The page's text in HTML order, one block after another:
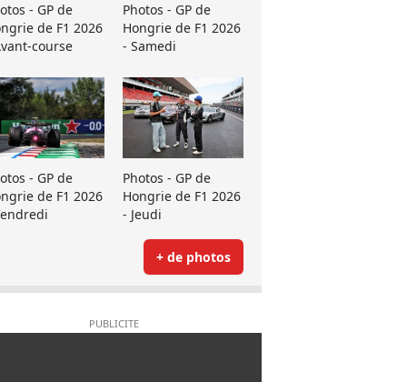
- GP de
de F1 2026
course
Photos - GP de
Hongrie de F1 2026
- Samedi
- GP de
de F1 2026
Photos - GP de
Hongrie de F1 2026
- Jeudi
+ de photos